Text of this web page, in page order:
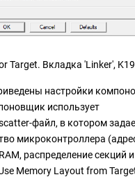
Target. Вкладка 'Linker',
настройки
использует
файл, в котором
микроконтроллера
распределение секций
Memory Layout from